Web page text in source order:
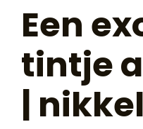
Een
tintje
|